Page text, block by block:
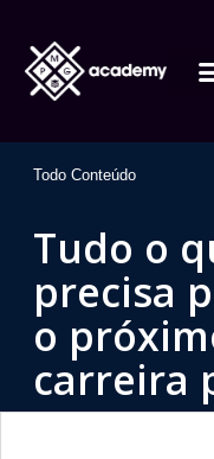
Todo Conteúdo
Tudo o
precisa
o
carreira